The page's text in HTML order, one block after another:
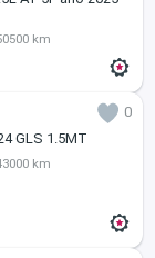
km
0
GLS 1.5MT
km